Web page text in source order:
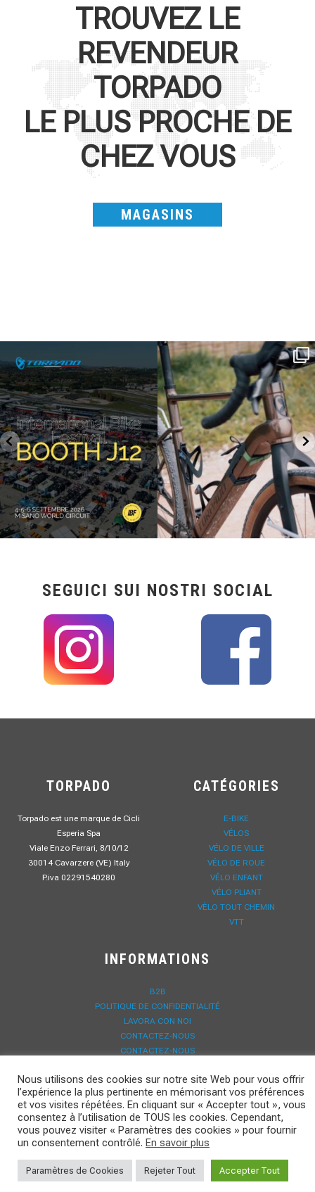
TROUVEZ LE
REVENDEUR
TORPADO
LE PLUS PROCHE DE
CHEZ VOUS
MAGASINS
IBF sta per...
18 1
Kepler R è la gravel pensata per affrontare
lunghe...
28 0
SEGUICI SUI NOSTRI SOCIAL
TORPADO
Torpado est une marque de Cicli
Esperia Spa
Viale Enzo Ferrari, 8/10/12
30014 Cavarzere (VE) Italy
P.iva 02291540280
CATÉGORIES
E-BIKE
VÉLOS
VÉLO DE VILLE
VÉLO DE ROUE
VÉLO ENFANT
VÉLO PLIANT
VÈLO TOUT CHEMIN
VTT
INFORMATIONS
B2B
POLITIQUE DE CONFIDENTIALITÉ
LAVORA CON NOI
CONTACTEZ-NOUS
CONTACTEZ-NOUS
NOUVELLES
ENREGISTREMENT GARANTIE
Nous utilisons des cookies sur notre site Web pour vous offrir
l’expérience la plus pertinente en mémorisant vos préférences
et vos visites répétées. En cliquant sur « Accepter tout », vous
consentez à l’utilisation de TOUS les cookies. Cependant,
vous pouvez visiter « Paramètres des cookies » pour fournir
un consentement contrôlé. En savoir plus
Paramètres de Cookies Rejeter Tout Accepter Tout